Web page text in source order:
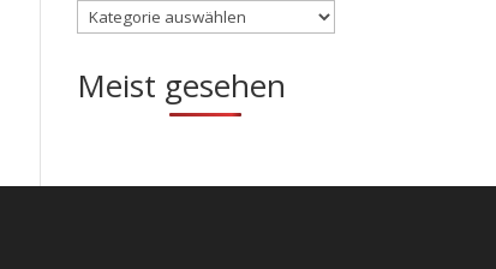
Kategorien
Meist gesehen